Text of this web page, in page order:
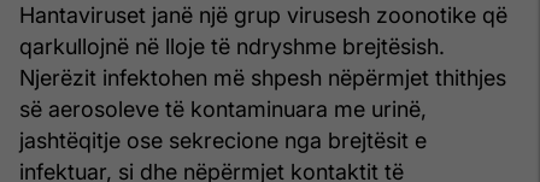
Hantaviruset janë një grup virusesh zoonotike që
qarkullojnë në lloje të ndryshme brejtësish.
Njerëzit infektohen më shpesh nëpërmjet thithjes
së aerosoleve të kontaminuara me urinë,
jashtëqitje ose sekrecione nga brejtësit e
infektuar, si dhe nëpërmjet kontaktit të